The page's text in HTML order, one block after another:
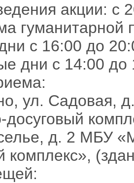
акции: с
гуманитарной
с 16:00 до
дни с 14:00 до
ул. Садовая,
досуговый
д. 2 МБУ
комплекс»,